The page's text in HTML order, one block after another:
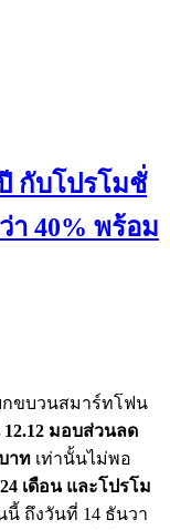
กับโปรโมชั่
า 40% พร้อม
กขบวนสมาร์ทโฟน
มอบส่วนลด
าท เท่านั้นไม่พอ
เดือน และโปรโม
ถึงวันที่ 14 ธันวา